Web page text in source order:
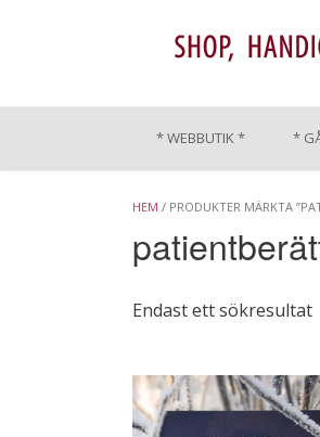
* WEBBUTIK * *
HEM / PRODUKTER MÄRKTA
Endast ett sökresultat